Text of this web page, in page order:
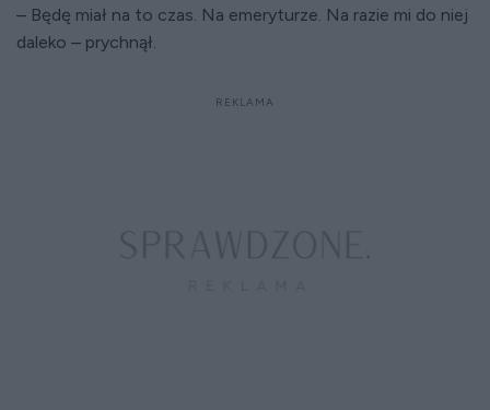
– Będę miał na to czas. Na emeryturze. Na razie mi do niej
daleko – prychnął.